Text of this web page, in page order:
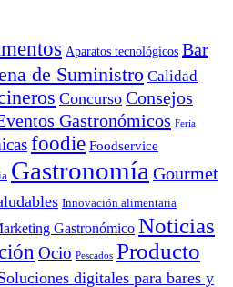
Aparatos tecnológicos Bar
de Suministro Calidad
Concurso Consejos
Gastronómicos Feria
foodie Foodservice
Gastronomía Gourmet
Innovación alimentaria
Gastronómico Noticias
Ocio Pescados Producto
digitales para bares y